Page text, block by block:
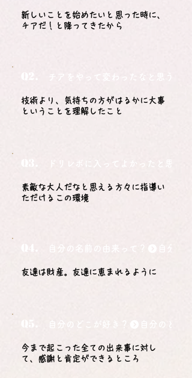
新しいことを始めたいと思った時に、
チアだ！と降ってきたから
チアをやって変わったなと思うこと
技術より、気持ちの方がはるかに大事
ということを理解したこと
ドリレボに入ってよかったと思うこ
素敵な大人だなと思える方々に指導い
ただけるこの環境
友達は財産。友達に恵まれるように
自分のどこが好き？
今まで起こった全ての出来事に対し
て、感謝と肯定ができるところ